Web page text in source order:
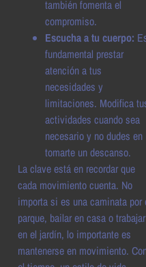
también fomenta el
compromiso.
Escucha a tu cuerpo:
fundamental prestar
atención a tus
necesidades y
limitaciones. Modifica
actividades cuando sea
necesario y no dudes en
tomarte un descanso.
La clave está en recordar que
cada movimiento cuenta. No
importa si es una caminata por
parque, bailar en casa o trabajar
en el jardín, lo importante es
mantenerse en movimiento.